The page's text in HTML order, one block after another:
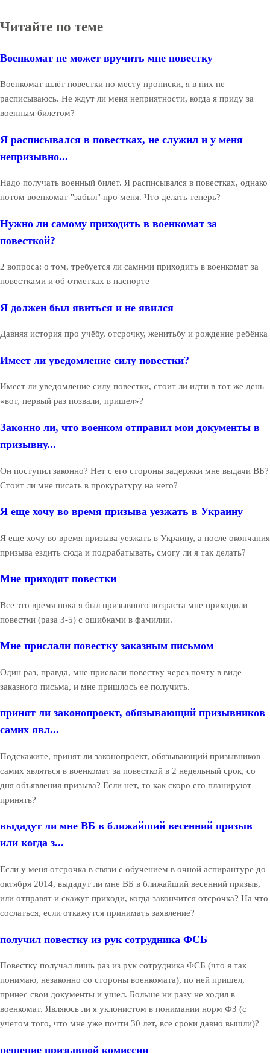
Читайте по теме
Военкомат не может вручить мне повестку
Военкомат шлёт повестки по месту прописки, я в них не
расписываюсь. Не ждут ли меня неприятности, когда я приду за
военным билетом?
Я расписывался в повестках, не служил и у меня
непризывно...
Надо получать военный билет. Я расписывался в повестках, однако
потом военкомат "забыл" про меня. Что делать теперь?
Нужно ли самому приходить в военкомат за
повесткой?
2 вопроса: о том, требуется ли самими приходить в военкомат за
повестками и об отметках в паспорте
Я должен был явиться и не явился
Давняя история про учёбу, отсрочку, женитьбу и рождение ребёнка
Имеет ли уведомление силу повестки?
Имеет ли уведомление силу повестки, стоит ли идти в тот же день
«вот, первый раз позвали, пришел»?
Законно ли, что военком отправил мои документы в
призывну...
Он поступил законно? Нет с его стороны задержки мне выдачи ВБ?
Стоит ли мне писать в прокуратуру на него?
Я еще хочу во время призыва уезжать в Украину
Я еще хочу во время призыва уезжать в Украину, а после окончания
призыва ездить сюда и подрабатывать, смогу ли я так делать?
Мне приходят повестки
Все это время пока я был призывного возраста мне приходили
повестки (раза 3-5) с ошибками в фамилии.
Мне прислали повестку заказным письмом
Один раз, правда, мне прислали повестку через почту в виде
заказного письма, и мне пришлось ее получить.
принят ли законопроект, обязывающий призывников
самих явл...
Подскажите, принят ли законопроект, обязывающий призывников
самих являться в военкомат за повесткой в 2 недельный срок, со
дня объявления призыва? Если нет, то как скоро его планируют
принять?
выдадут ли мне ВБ в ближайший весенний призыв
или когда з...
Если у меня отсрочка в связи с обучением в очной аспирантуре до
октября 2014, выдадут ли мне ВБ в ближайший весенний призыв,
или отправят и скажут приходи, когда закончится отсрочка? На что
сослаться, если откажутся принимать заявление?
получил повестку из рук сотрудника ФСБ
Повестку получал лишь раз из рук сотрудника ФСБ (что я так
понимаю, незаконно со стороны военкомата), по ней пришел,
принес свои документы и ушел. Больше ни разу не ходил в
военкомат. Являюсь ли я уклонистом в понимании норм ФЗ (с
учетом того, что мне уже почти 30 лет, все сроки давно вышли)?
решение призывной комиссии